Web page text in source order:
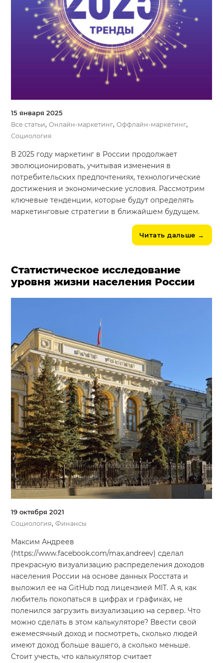
Система продаж для мебельного бизнеса
Система продаж для туристического бизнеса
Повышение конверсии сайтов
Блог
15 января 2025
Все статьи,Онлайн-маркетинг,Оффлайн-маркетинг,
Социология
В 2025 году маркетинг в России продолжает
эволюционировать, учитывая изменения в
потребительских предпочтениях, технологические
достижения и экономические условия. Рассмотрим
ключевые тенденции, которые будут определять
маркетинговые стратегии в ближайшем будущем.
Читать дальше →
Статистическое исследование
уровня жизни населения России
19 октября 2021
Социология,Финансы
Максим Андреев
(https://www.facebook.com/max.andreev) cделал
прекрасную визуализацию распределения доходов
населения России на основе данных Росстата и
выложил ее на GitHub под лицензией MIT. А я, как
любитель покопаться в цифрах и графиках, не
поленился загрузить визуализацию на сервер. Что
можно сделать в этом калькуляторе? Ввести свой
ежемесячный доход и посмотреть, сколько людей
имеют доход больше вашего, а сколько меньше.
Стоит учесть, что калькулятор считает